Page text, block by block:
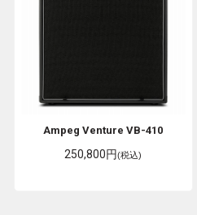
AmpegVenture VB-410
250,800円(税込)